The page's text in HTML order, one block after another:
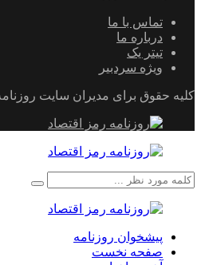
تماس با ما
درباره ما
تیتر یک
ویژه سردبیر
کلیه حقوق برای مدیران سایت
پیشخوان روزنامه
صفحه نخست